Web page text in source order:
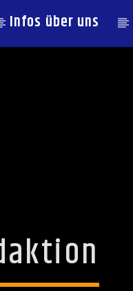
Infos über uns